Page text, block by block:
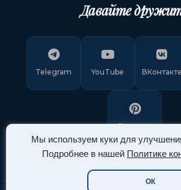
Мы используем куки для
Подробнее в нашей Политике
ОК
Давайте
Telegram YouTube ВКонтакте
Pinterest